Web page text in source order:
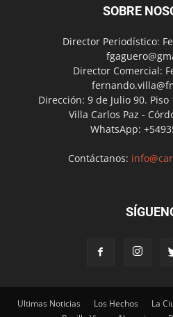
SOBRE
Director Periodístico:
Director Comercial:
Dirección: 9 de Julio 90. Piso
Villa Carlos Paz -
WhatsApp:
Contáctanos:
Ultimas Noticias Los Hechos La